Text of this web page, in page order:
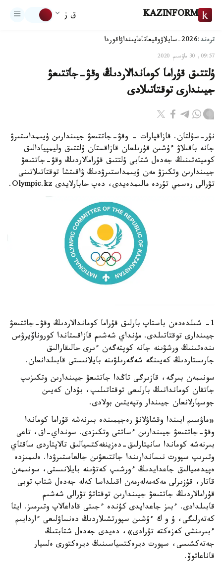
KAZINFORM ق ز
ترەند:2026-سايلاۋ وقيعاتاعايىنداۋاقوردا
09:57, 30 ماۋسىم 2020
ۇلتتىق قۇراما كوماندالاردىڭ وقۋ-جاتتىعۋ
جيىندارى توقتاتىلادى
نۇر-سۇلتان. قازاقپارات - وقۋ-جاتتىعۋ جيىندارىن ۇيىمداستىرۋ
جانە باقىلاۋ ءۇشىن قۇرىلعان قازاقستان ۇلتتىق وليمپيادالىق
كوميتەتىنىڭ جەدەل شتابى ۇلتتىق قۇرامالاردىڭ وقۋ-جاتتىعۋ
جيىندارىن وتكىزۋ مەن ۇيىمداستىرۋدىڭ ۋاقىتشا توقتاتىلاتىنى
تۋرالى رەسمي تۇردە مالىمدەيدى، دەپ حابارلايدى Olympic.kz.
1- شىلدەدەن باستاپ بارلىق قۇراما كوماندالاردىڭ وقۋ-جاتتىعۋ
جيىندارى توقتاتىلدى. مۇنداي شەشىم قازاقستاندا كوروناۆيرۋس
ىندەتىنىڭ ورشۋىنە جانە كوپتەگەن ءىرى حالىقارالىق
جارىستاردىڭ كەيىنگە شەگەرىلۋىنە بايلانىستى قابىلدانعان.
سونىمەن بىرگە، قازىرگى تاڭدا جاتتىعۋ جيىندارىن وتكىزىپ
جاتقان كوماندانىڭ بارلىعى توقتاتىلىپ، بۇدان كەيىن
جوسپارلانعان جيىندار وتپەيتىن بولادى.
«ماۋسىم ايىندا وقشاۋلانۋ رەجيمىندە بىرنەشە قۇراما كوماندا
وقۋ-جاتتىعۋ جيىندارىن ءساتتى وتكىزدى. سونداي-اق، تاعى
بىرنەشە كوماندا سانيتارلىق-دەزينفەكتسيالىق تالاپتاردى ساقتاي
وتىرىپ سپورت نىساندارىندا جاتتىعۋىن جالعاستىرۋدا. ەلىمىزدە
ەپيدەميالىق جاعدايدىڭ ءورشىپ كەتۋىنە بايلانىستى، سونىمەن
قاتار، قۇزىرلى مەكەمەلەرمەن اقىلداسا كەلە جەدەل شتاب توبى
قۇرامالاردىڭ جاتتىعۋ جيىندارىن توقتاتۋ تۋرالى شەشىم
قابىلدادى. ءبىز جاعدايدى كۇندە ءجىتى قاداعالاپ وتىرمىز. ايتا
كەتەرلىگى، ۇ و ك ءۇشىن سپورتشىلاردىڭ دەنساۋلىعى ءاردايىم
ءبىرىنشى كەزەكتە تۇرادى»، دەيدى جەدەل شتابتىڭ
جەتەكشىسى، سپورت ديرەكتسياسىنىڭ ديرەكتورى ەلسيار
قاناعاتوۆ.